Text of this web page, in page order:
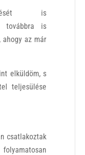
is
továbbra is
ahogy az már
elküldöm, s
teljesülése
csatlakoztak